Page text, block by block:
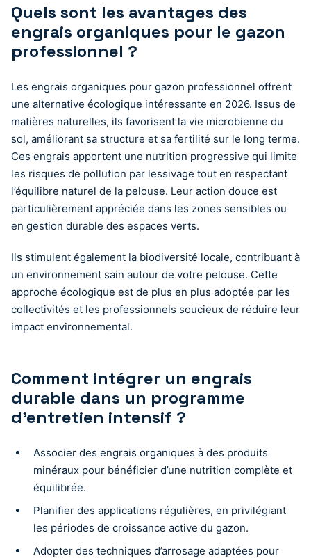
Quels sont les avantages des
engrais organiques pour le gazon
professionnel ?
Les engrais organiques pour gazon professionnel offrent
une alternative écologique intéressante en 2026. Issus de
matières naturelles, ils favorisent la vie microbienne du
sol, améliorant sa structure et sa fertilité sur le long terme.
Ces engrais apportent une nutrition progressive qui limite
les risques de pollution par lessivage tout en respectant
l’équilibre naturel de la pelouse. Leur action douce est
particulièrement appréciée dans les zones sensibles ou
en gestion durable des espaces verts.
Ils stimulent également la biodiversité locale, contribuant à
un environnement sain autour de votre pelouse. Cette
approche écologique est de plus en plus adoptée par les
collectivités et les professionnels soucieux de réduire leur
impact environnemental.
Comment intégrer un engrais
durable dans un programme
d’entretien intensif ?
Associer des engrais organiques à des produits
minéraux pour bénéficier d’une nutrition complète et
équilibrée.
Planifier des applications régulières, en privilégiant
les périodes de croissance active du gazon.
Adopter des techniques d’arrosage adaptées pour